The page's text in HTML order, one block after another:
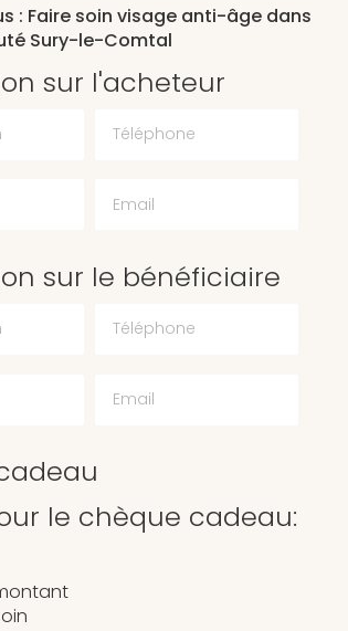
: Faire soin visage anti-âge dans
Sury-le-Comtal
sur l'acheteur
sur le bénéficiaire
le chèque cadeau: